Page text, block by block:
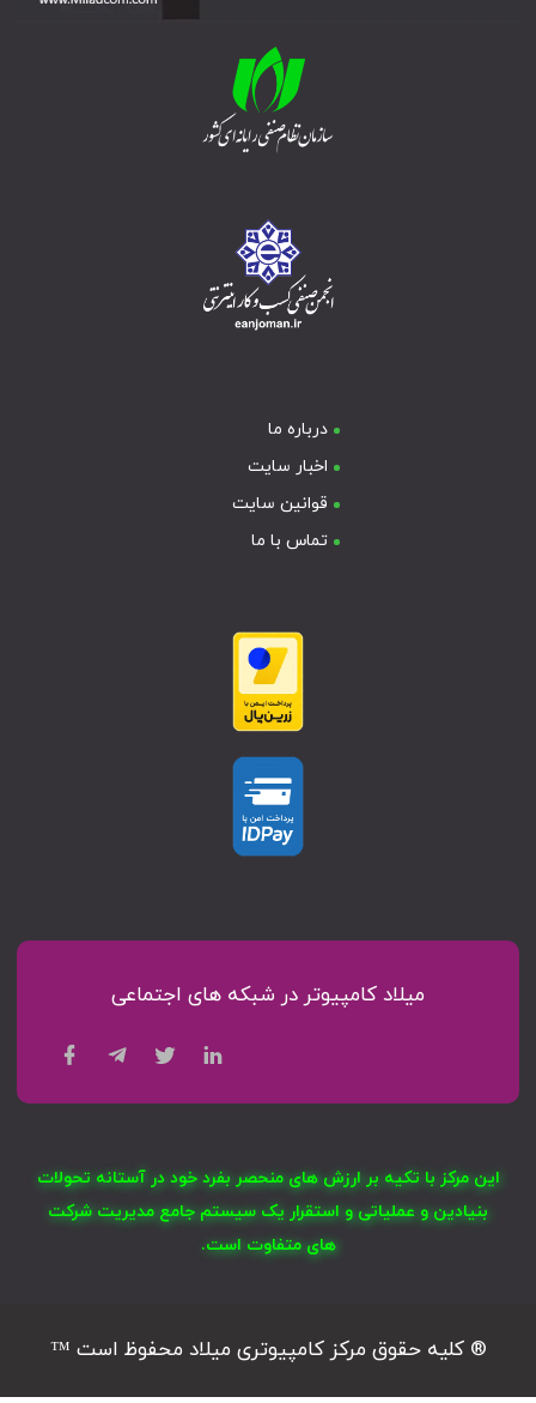
درباره ما
اخبار سایت
قوانین سایت
تماس با ما
میلاد کامپیوتر در شبکه های اجتماعی
این مرکز با تکیه بر ارزش های منحصر بفرد خود در آستانه تحولات
بنیادین و عملیاتی و استقرار یک سیستم جامع مدیریت شرکت
های متفاوت است.
® کلیه حقوق مرکز کامپیوتری میلاد محفوظ است ™